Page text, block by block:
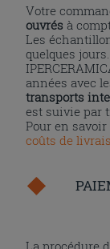
Votre
ouvrés à
Les
quelques jours.
années avec
transports
est suivie par
Pour en
coûts de
La procédure